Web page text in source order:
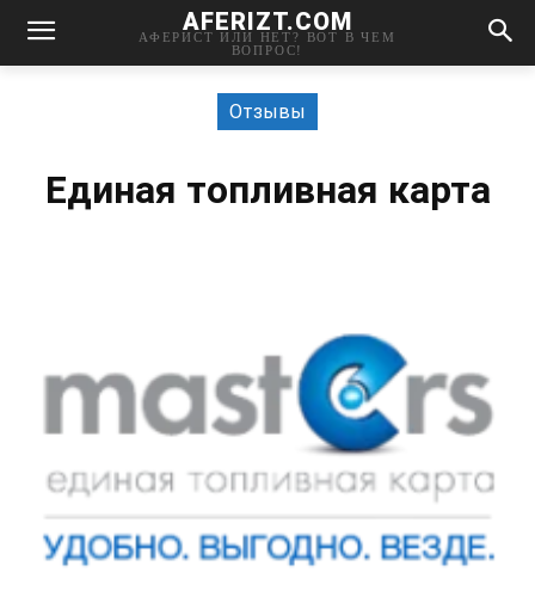
AFERIZT.COM
АФЕРИСТ ИЛИ НЕТ? ВОТ В ЧЕМ
ВОПРОС!
Отзывы
Единая топливная карта